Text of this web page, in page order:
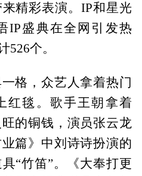
精彩表演。IP和星光
IP盛典在全网引发热
526个。
格，众艺人拿着热门
红毯。歌手王朝拿着
旺的铜钱，演员张云龙
篇》中刘诗诗扮演的
“竹笛”。《大奉打更